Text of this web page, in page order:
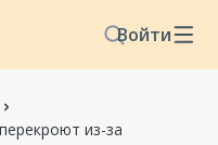
Войти
из-за